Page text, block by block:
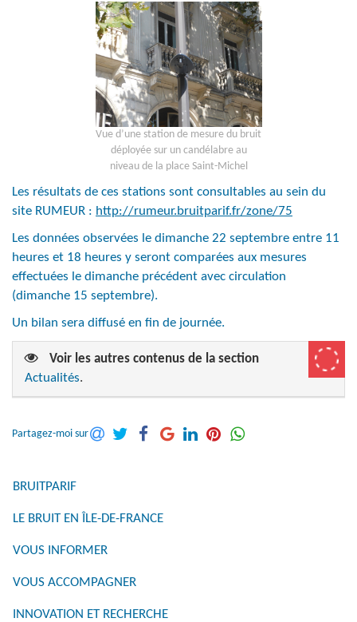
Vue d’une station de mesure du bruit
déployée sur un candélabre au
niveau de la place Saint-Michel
Les résultats de ces stations sont consultables au sein du
site RUMEUR : http://rumeur.bruitparif.fr/zone/75
Les données observées le dimanche 22 septembre entre 11
heures et 18 heures y seront comparées aux mesures
effectuées le dimanche précédent avec circulation
(dimanche 15 septembre).
Un bilan sera diffusé en fin de journée.
Voir les autres contenus de la section
Actualités.
Partagez-moi sur
BRUITPARIF
LE BRUIT EN ÎLE-DE-FRANCE
VOUS INFORMER
VOUS ACCOMPAGNER
INNOVATION ET RECHERCHE